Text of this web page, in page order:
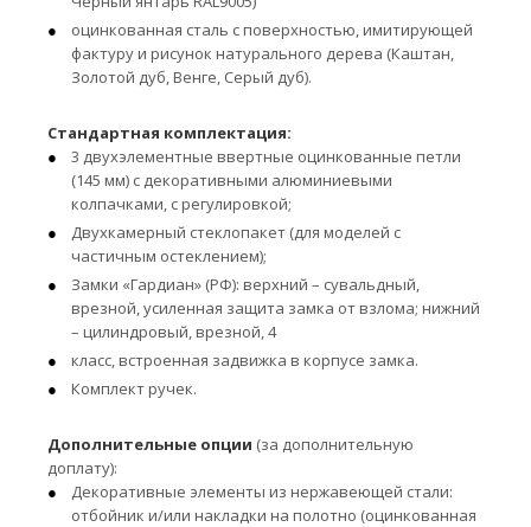
оцинкованная сталь с поверхностью, имитирующей
фактуру и рисунок натурального дерева (Каштан,
Золотой дуб, Венге, Серый дуб).
Стандартная комплектация:
3 двухэлементные ввертные оцинкованные петли
(145 мм) с декоративными алюминиевыми
колпачками, с регулировкой;
Двухкамерный стеклопакет (для моделей с
частичным остеклением);
Замки «Гардиан» (РФ): верхний – сувальдный,
врезной, усиленная защита замка от взлома; нижний
– цилиндровый, врезной, 4
класс, встроенная задвижка в корпусе замка.
Комплект ручек.
Дополнительные опции (за дополнительную
доплату):
Декоративные элементы из нержавеющей стали:
отбойник и/или накладки на полотно (оцинкованная